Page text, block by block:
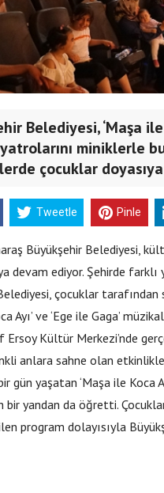
Belediyesi, ‘Maşa ile
miniklerle
çocuklar
Tweetle Pinle
Büyükşehir Belediyesi,
devam ediyor. Şehirde
çocuklar
Ayı’ ve ‘Ege ile Gaga’
Ersoy Kültür Merkezi’nde
anlara sahne olan
gün yaşatan ‘Maşa ile Koca
bir yandan da öğretti.
program dolayısıyla